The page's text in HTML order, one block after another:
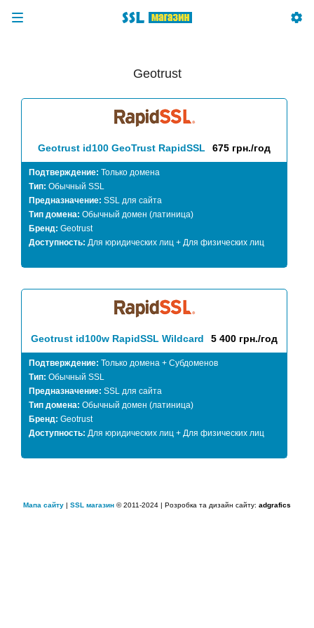
Geotrust
Geotrust id100 GeoTrust RapidSSL 675 грн./год
Подтверждение: Только домена
Тип: Обычный SSL
Предназначение: SSL для сайта
Тип домена: Обычный домен (латиница)
Бренд: Geotrust
Доступность: Для юридических лиц + Для физических лиц
Geotrust id100w RapidSSL Wildcard 5 400 грн./год
Подтверждение: Только домена + Субдоменов
Тип: Обычный SSL
Предназначение: SSL для сайта
Тип домена: Обычный домен (латиница)
Бренд: Geotrust
Доступность: Для юридических лиц + Для физических лиц
Мапа сайту | SSL магазин © 2011-2024 | Розробка та дизайн сайту: adgrafics